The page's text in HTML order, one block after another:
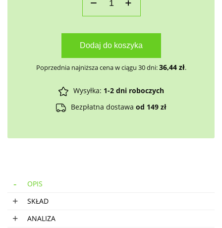
Dodaj do koszyka
Poprzednia najniższa cena w ciągu 30 dni:36,44 zł.
Wysyłka: 1-2 dni roboczych
Bezpłatna dostawa od 149 zł
OPIS
SKŁAD
ANALIZA